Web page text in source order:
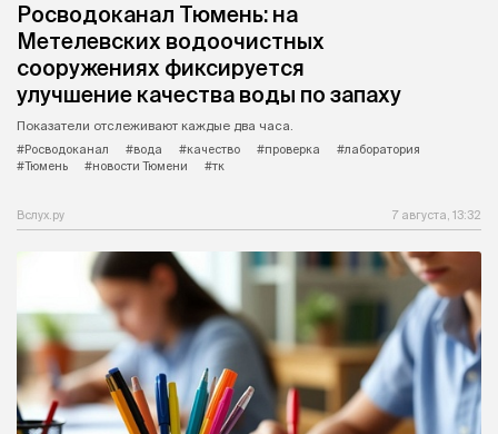
Росводоканал Тюмень: на
Метелевских водоочистных
сооружениях фиксируется
улучшение качества воды по запаху
Показатели отслеживают каждые два часа.
#Росводоканал
#вода #качество #проверка
#лаборатория
#Тюмень
#новости Тюмени #тк
Вслух.ру 7 августа, 13:32